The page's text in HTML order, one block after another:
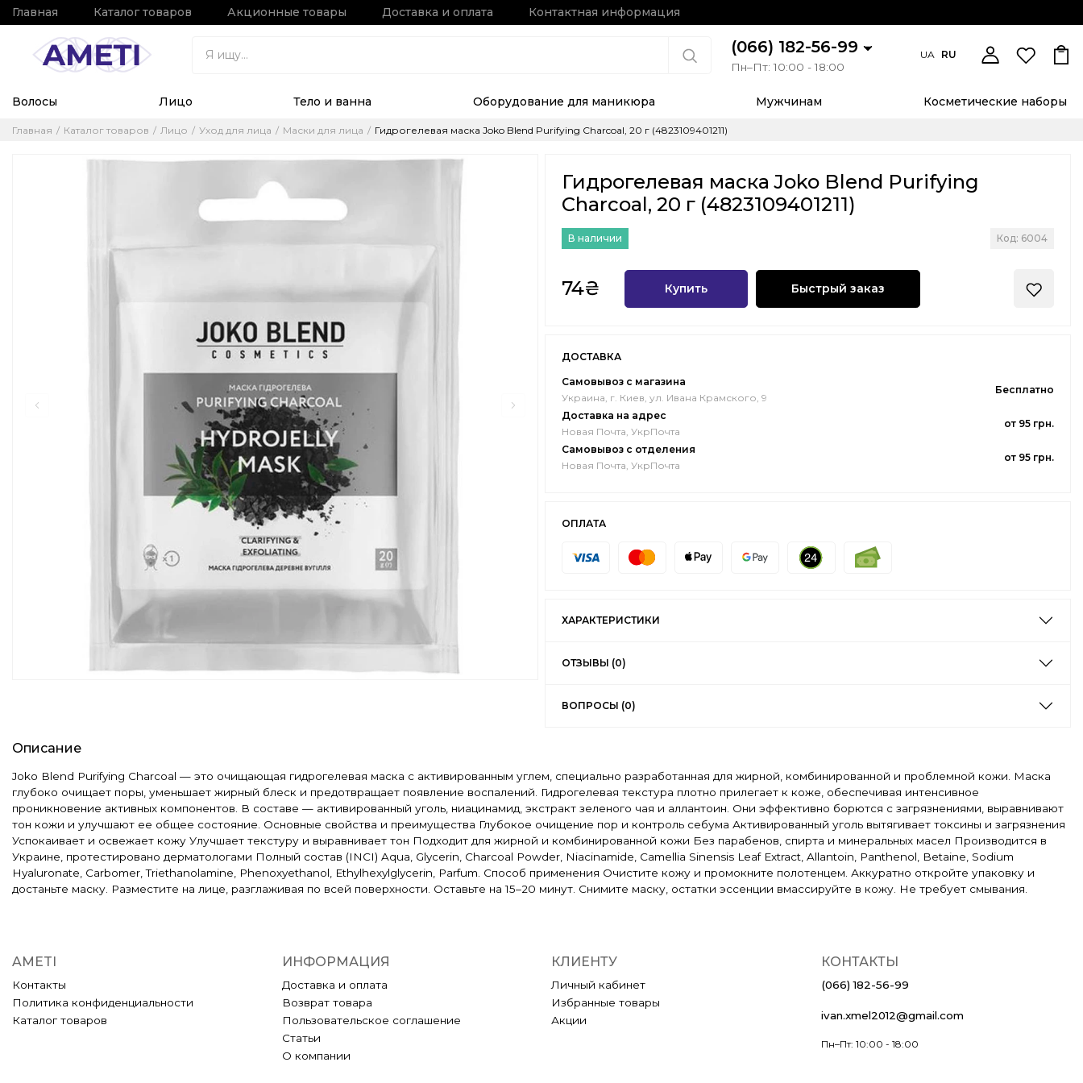
Главная Каталог товаров Акционные товары Доставка и оплата Контактная информация
(066) 182-56-99
Пн–Пт: 10:00 - 18:00
UA RU
Волосы Лицо Тело и ванна Оборудование для маникюра Мужчинам Косметические наборы
Главная Каталог товаров Лицо Уход для лица Маски для лица Гидрогелевая маска Joko Blend Purifying Charcoal, 20 г (4823109401211)
Гидрогелевая маска Joko Blend Purifying
Charcoal, 20 г (4823109401211)
В наличии Код: 6004
74₴ Купить Быстрый заказ
ДОСТАВКА
Самовывоз с магазина
Украина, г. Киев, ул. Ивана Крамского, 9
Бесплатно
Доставка на адрес
Новая Почта, УкрПочта
от 95 грн.
Самовывоз с отделения
Новая Почта, УкрПочта
от 95 грн.
ОПЛАТА
ХАРАКТЕРИСТИКИ
ОТЗЫВЫ (0)
ВОПРОСЫ (0)
Описание
Joko Blend Purifying Charcoal — это очищающая гидрогелевая маска с активированным углем, специально разработанная для жирной, комбинированной и проблемной кожи. Маска
глубоко очищает поры, уменьшает жирный блеск и предотвращает появление воспалений. Гидрогелевая текстура плотно прилегает к коже, обеспечивая интенсивное
проникновение активных компонентов. В составе — активированный уголь, ниацинамид, экстракт зеленого чая и аллантоин. Они эффективно борются с загрязнениями, выравнивают
тон кожи и улучшают ее общее состояние. Основные свойства и преимущества Глубокое очищение пор и контроль себума Активированный уголь вытягивает токсины и загрязнения
Успокаивает и освежает кожу Улучшает текстуру и выравнивает тон Подходит для жирной и комбинированной кожи Без парабенов, спирта и минеральных масел Производится в
Украине, протестировано дерматологами Полный состав (INCI) Aqua, Glycerin, Charcoal Powder, Niacinamide, Camellia Sinensis Leaf Extract, Allantoin, Panthenol, Betaine, Sodium
Hyaluronate, Carbomer, Triethanolamine, Phenoxyethanol, Ethylhexylglycerin, Parfum. Способ применения Очистите кожу и промокните полотенцем. Аккуратно откройте упаковку и
достаньте маску. Разместите на лице, разглаживая по всей поверхности. Оставьте на 15–20 минут. Снимите маску, остатки эссенции вмассируйте в кожу. Не требует смывания.
AMETI
Контакты
Политика конфиденциальности
Каталог товаров
ИНФОРМАЦИЯ
Доставка и оплата
Возврат товара
Пользовательское соглашение
Статьи
О компании
КЛИЕНТУ
Личный кабинет
Избранные товары
Акции
КОНТАКТЫ
(066) 182-56-99
ivan.xmel2012@gmail.com
Пн–Пт: 10:00 - 18:00